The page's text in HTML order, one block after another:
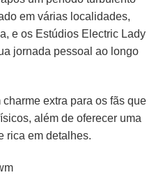
em várias localidades,
e os Estúdios Electric Lady
jornada pessoal ao longo
extra para os fãs que
além de oferecer uma
rica em detalhes.